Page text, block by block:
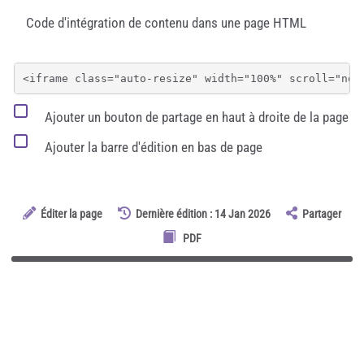
Code d'intégration de contenu dans une page HTML
Ajouter un bouton de partage en haut à droite de la page
Ajouter la barre d'édition en bas de page
Éditer la page Dernière édition : 14 Jan 2026
Partager
PDF